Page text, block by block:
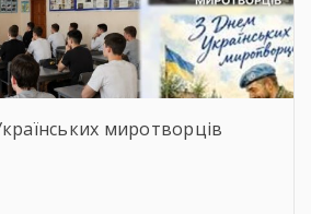
миротворців